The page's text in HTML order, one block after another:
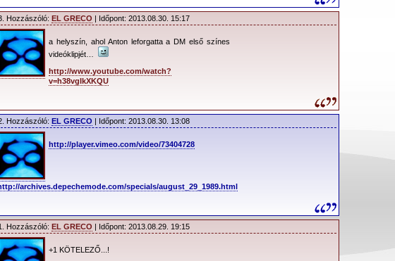
Hozzászóló: EL GRECO | Időpont: 2013.08.30. 15:17
a helyszín, ahol Anton leforgatta a DM első színes
videóklipjét…
http://www.youtube.com/watch?
v=h38vgIkXKQU
Hozzászóló: EL GRECO | Időpont: 2013.08.30. 13:08
http://player.vimeo.com/video/73404728
archives.depechemode.com/specials/august_29_1989.html
Hozzászóló: EL GRECO | Időpont: 2013.08.29. 19:15
+1 KÖTELEZŐ...!